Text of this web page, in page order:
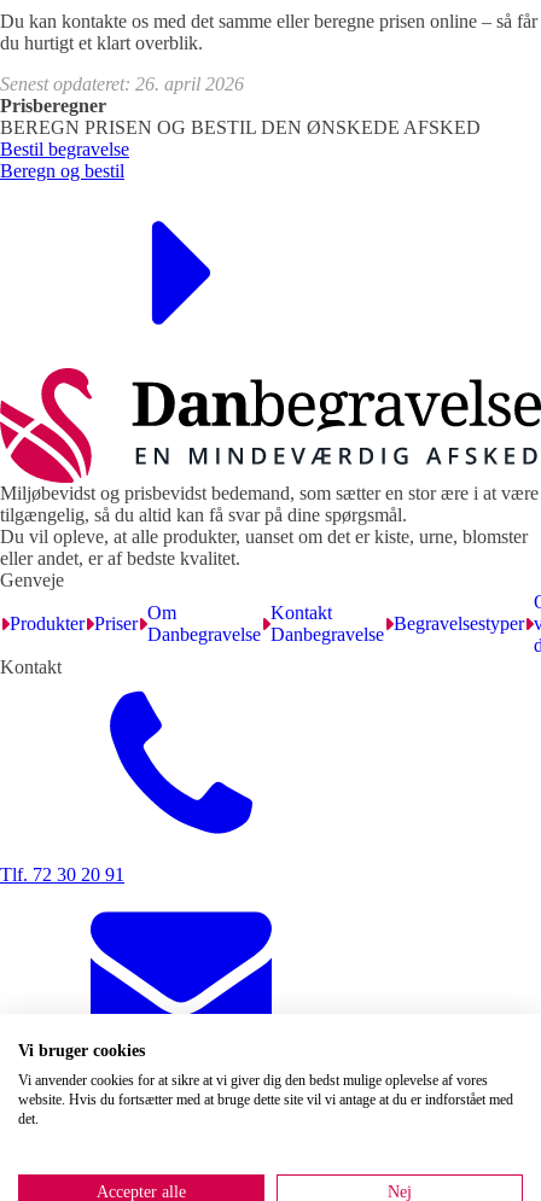
Du kan kontakte os med det samme eller beregne prisen online – så får
du hurtigt et klart overblik.
Senest opdateret: 26. april 2026
Prisberegner
BEREGN PRISEN OG BESTIL DEN ØNSKEDE AFSKED
Bestil begravelse
Beregn og bestil
Miljøbevidst og prisbevidst bedemand, som sætter en stor ære i at være
tilgængelig, så du altid kan få svar på dine spørgsmål.
Du vil opleve, at alle produkter, uanset om det er kiste, urne, blomster
eller andet, er af bedste kvalitet.
Genveje
Produkter Priser
Om
Danbegravelse
Kontakt
Danbegravelse
Begravelsestyper
Kontakt
Tlf. 72 30 20 91
info@danbegravelse.dk
Adresse
Hovedkontor og administration
Vi bruger cookies
Vi anvender cookies for at sikre at vi giver dig den bedst mulige oplevelse af vores
website. Hvis du fortsætter med at bruge dette site vil vi antage at du er indforstået med
det.
Accepter alle Nej